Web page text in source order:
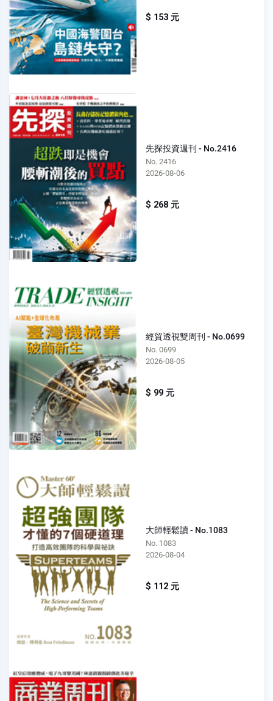
$ 153 元
先探投資週刊 - No.2416
No. 2416
2026-08-06
$ 268 元
經貿透視雙周刊 - No.0699
No. 0699
2026-08-05
$ 99 元
大師輕鬆讀 - No.1083
No. 1083
2026-08-04
$ 112 元